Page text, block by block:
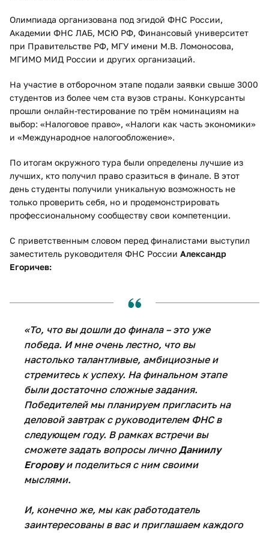
Олимпиада организована под эгидой ФНС России,
Академии ФНС ЛАБ, МСЮ РФ, Финансовый университет
при Правительстве РФ, МГУ имени М.В. Ломоносова,
МГИМО МИД России и других организаций.
На участие в отборочном этапе подали заявки свыше 3000
студентов из более чем ста вузов страны. Конкурсанты
прошли онлайн-тестирование по трём номинациям на
выбор: «Налоговое право», «Налоги как часть экономики»
и «Международное налогообложение».
По итогам окружного тура были определены лучшие из
лучших, кто получил право сразиться в финале. В этот
день студенты получили уникальную возможность не
только проверить себя, но и продемонстрировать
профессиональному сообществу свои компетенции.
С приветственным словом перед финалистами выступил
заместитель руководителя ФНС России Александр
Егоричев:
«То, что вы дошли до финала – это уже
победа. И мне очень лестно, что вы
настолько талантливые, амбициозные и
стремитесь к успеху. На финальном этапе
были достаточно сложные задания.
Победителей мы планируем пригласить на
деловой завтрак с руководителем ФНС в
следующем году. В рамках встречи вы
сможете задать вопросы личноДаниилу
Егоровуи поделиться с ним своими
мыслями.
И, конечно же, мы как работодатель
заинтересованы в вас и приглашаем каждого